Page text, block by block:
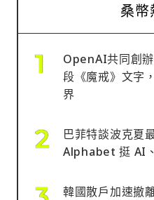
桑幣
OpenAI共同創
段《魔戒》文字
界
巴菲特談波克夏
Alphabet 挺 AI
韓國散戶加速撤